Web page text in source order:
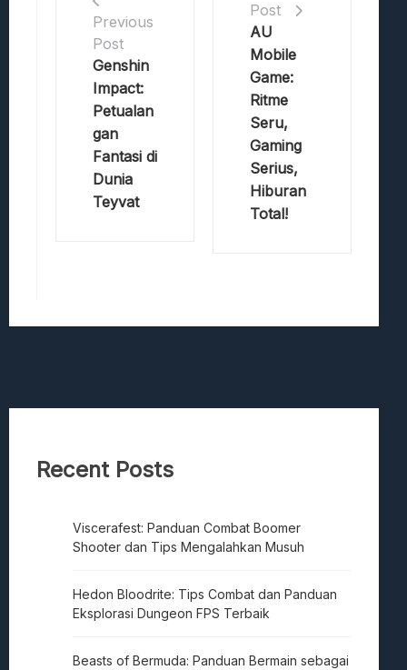
Previous
Post
Genshin
Impact:
Petualan
gan
Fantasi di
Dunia
Teyvat
Post
AU
Mobile
Game:
Ritme
Seru,
Gaming
Serius,
Hiburan
Total!
Recent Posts
Viscerafest: Panduan Combat Boomer
Shooter dan Tips Mengalahkan Musuh
Hedon Bloodrite: Tips Combat dan Panduan
Eksplorasi Dungeon FPS Terbaik
Beasts of Bermuda: Panduan Bermain sebagai